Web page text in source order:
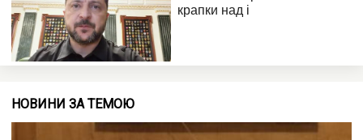
НОВИНИ ЗА ТЕМОЮ